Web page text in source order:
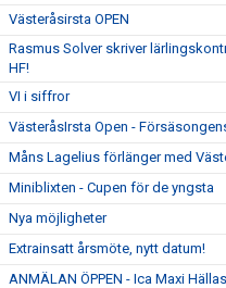
Västeråsirsta OPEN
Rasmus Solver skriver
HF!
VI i siffror
VästeråsIrsta Open -
Måns Lagelius förlänger med
Miniblixten - Cupen för de yngsta
Nya möjligheter
Extrainsatt årsmöte, nytt datum!
ANMÄLAN ÖPPEN - Ica Maxi